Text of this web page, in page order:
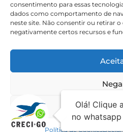
consentimento para essas
dados como comportamento de
neste site. Não consentir ou retirar
negativamente certos recursos e
Ver
Política de Cookies
62 3095-6530 / 62 3236-7350
8:30h às
Rua 56 – Palácio
Jardim Goiás, Goiânia-GO,
© 2026 Todos os direitos reservados
por i2Br